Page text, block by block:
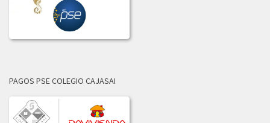
LICITACION_DE_OFERTAS_002-2021.PDF
COMUNICADO_ADJUDICACION_LIC_No_002-2020.pdf
PAGOS PSE COLEGIO CAJASAI